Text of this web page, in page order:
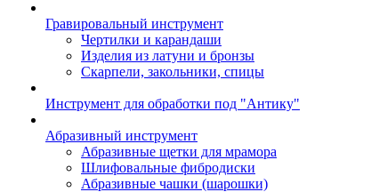
Гравировальный инструмент
Чертилки и карандаши
Изделия из латуни и бронзы
Скарпели, закольники, спицы
Инструмент для обработки под "Антику"
Абразивный инструмент
Абразивные щетки для мрамора
Шлифовальные фибродиски
Абразивные чашки (шарошки)